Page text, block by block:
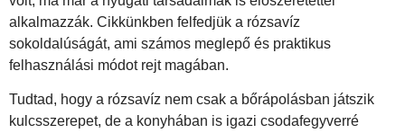
alkalmazzák. Cikkünkben felfedjük a rózsavíz
sokoldalúságát, ami számos meglepő és praktikus
felhasználási módot rejt magában.
Tudtad, hogy a rózsavíz nem csak a bőrápolásban játszik
kulcsszerepet, de a konyhában is igazi csodafegyverré